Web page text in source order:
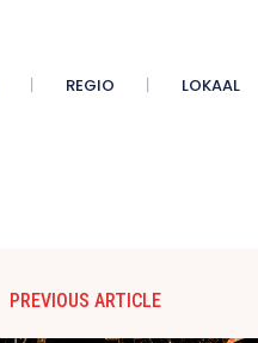
REGIO LOKAAL
PREVIOUS ARTICLE